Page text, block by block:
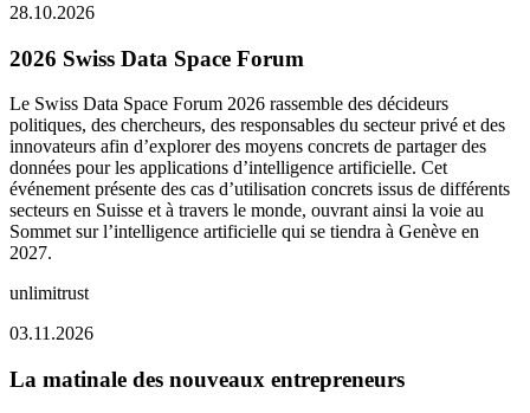
28.10.2026
2026 Swiss Data Space Forum
Le Swiss Data Space Forum 2026 rassemble des décideurs
politiques, des chercheurs, des responsables du secteur privé et des
innovateurs afin d’explorer des moyens concrets de partager des
données pour les applications d’intelligence artificielle. Cet
événement présente des cas d’utilisation concrets issus de différents
secteurs en Suisse et à travers le monde, ouvrant ainsi la voie au
Sommet sur l’intelligence artificielle qui se tiendra à Genève en
2027.
unlimitrust
03.11.2026
La matinale des nouveaux entrepreneurs